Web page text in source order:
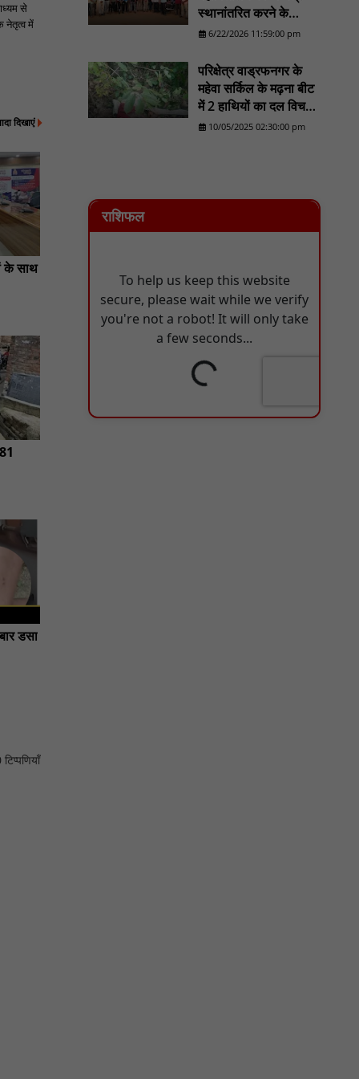
से
नेतृत्व में
दिखाएं
के साथ
डसा
टिप्पणियाँ
स्थानांतरित करने के
प्रयास का होगा व्यापक
81
6/22/2026 11:59:00 pm
परिक्षेत्र वाड्रफनगर के
महेवा सर्किल के मढ़ना बीट
में 2 हाथियों का दल विचरण
करने का लोकेशन वन
10/05/2025 02:30:00 pm
राशिफल